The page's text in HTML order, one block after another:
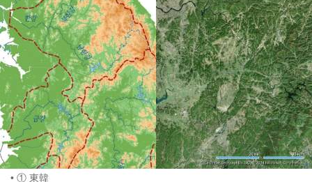
• ① 東韓